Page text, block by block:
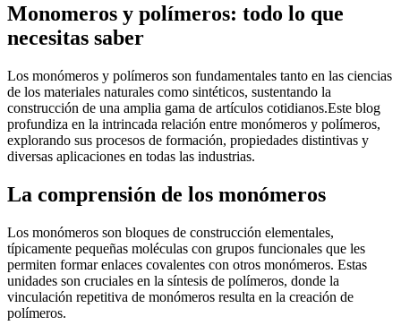
Monomeros y polímeros: todo lo que
necesitas saber
Los monómeros y polímeros son fundamentales tanto en las ciencias
de los materiales naturales como sintéticos, sustentando la
construcción de una amplia gama de artículos cotidianos.Este blog
profundiza en la intrincada relación entre monómeros y polímeros,
explorando sus procesos de formación, propiedades distintivas y
diversas aplicaciones en todas las industrias.
La comprensión de los monómeros
Los monómeros son bloques de construcción elementales,
típicamente pequeñas moléculas con grupos funcionales que les
permiten formar enlaces covalentes con otros monómeros. Estas
unidades son cruciales en la síntesis de polímeros, donde la
vinculación repetitiva de monómeros resulta en la creación de
polímeros.